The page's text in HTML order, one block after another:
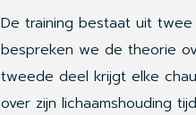
De training bestaat uit
bespreken we de theorie
tweede deel krijgt elke
over zijn lichaamshouding